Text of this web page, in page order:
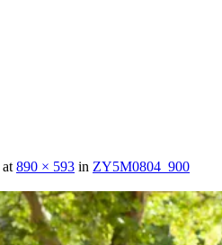
at 890 × 593 in ZY5M0804_900